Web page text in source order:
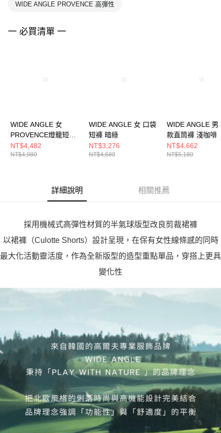
WIDE ANGLE PROVENCE 高彈性
一 必買清單 一
WIDE ANGLE 女
PROVENCE燈籠短褲
土耳其藍
NT$4,482
NT$4,980
WIDE ANGLE 女 口袋
短褲 暗綠
NT$3,276
NT$4,680
WIDE ANGLE 男
款直筒褲 淺咖啡
NT$4,662
NT$5,180
詳細說明 相關推薦
採用機械式高彈性材質的半氣球版型改良剪裁裙褲
以裙褲（Culotte Shorts）設計呈現，在保有女性線條感的同時
最大化活動靈活度，作為全新版型的造型重點單品，穿搭上更具
變化性